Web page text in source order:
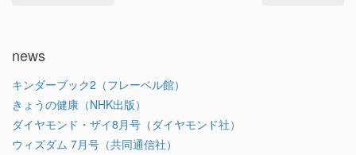
news
キンダーブック2（フレーベル館）
きょうの健康（NHK出版）
ダイヤモンド・ザイ8月号（ダイヤモンド社）
ウィズダム 7月号（共同通信社）